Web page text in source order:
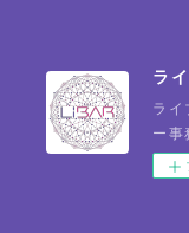
ラ
ライ
ー事